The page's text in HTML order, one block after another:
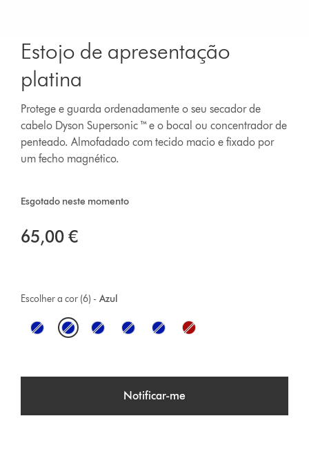
Estojo de apresentação
platina
Protege e guarda ordenadamente o seu secador de
cabelo Dyson Supersonic ™ e o bocal ou concentrador de
penteado. Almofadado com tecido macio e fixado por
um fecho magnético.
Esgotado neste momento
65,00 €
Azul
Escolher a cor (6) -
O
t
Notificar-me